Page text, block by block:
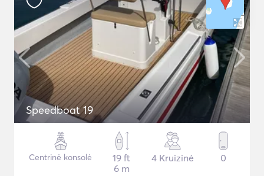
Speedboat 19
Centrinė konsolė
19 ft
6 m
4 Kruizinė 0